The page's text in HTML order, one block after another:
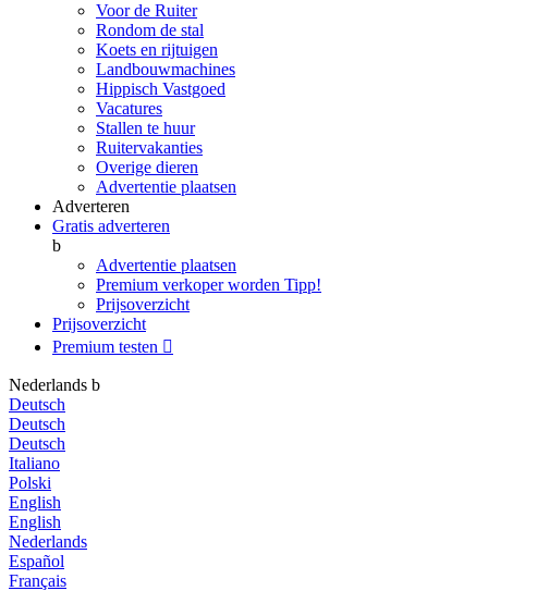
Voor de Ruiter
Rondom de stal
Koets en rijtuigen
Landbouwmachines
Hippisch Vastgoed
Vacatures
Stallen te huur
Ruitervakanties
Overige dieren
Advertentie plaatsen
Adverteren
Gratis adverteren
b
Advertentie plaatsen
Premium verkoper worden Tipp!
Prijsoverzicht
Prijsoverzicht
Premium testen 
Nederlands b
Deutsch
Deutsch
Deutsch
Italiano
Polski
English
English
Nederlands
Español
Français